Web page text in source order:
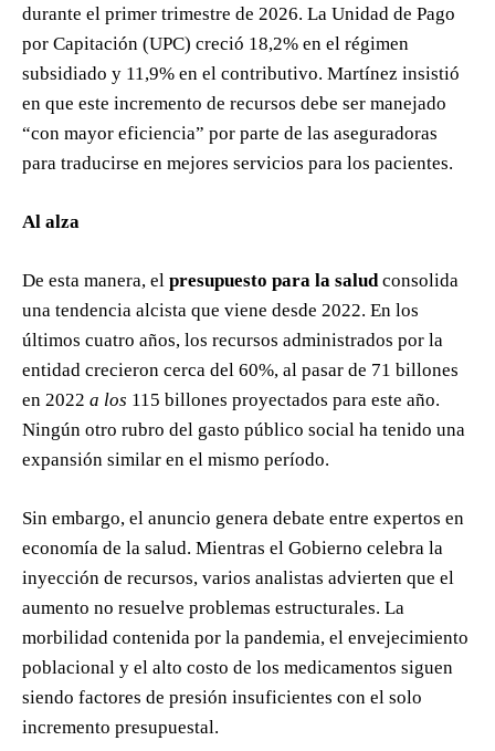
durante el primer trimestre de 2026. La Unidad de Pago
por Capitación (UPC) creció 18,2% en el régimen
subsidiado y 11,9% en el contributivo. Martínez insistió
en que este incremento de recursos debe ser manejado
“con mayor eficiencia” por parte de las aseguradoras
para traducirse en mejores servicios para los pacientes.
Al alza
De esta manera, el presupuesto para la saludconsolida
una tendencia alcista que viene desde 2022. En los
últimos cuatro años, los recursos administrados por la
entidad crecieron cerca del 60%, al pasar de 71 billones
en 2022 a los 115 billones proyectados para este año.
Ningún otro rubro del gasto público social ha tenido una
expansión similar en el mismo período.
Sin embargo, el anuncio genera debate entre expertos en
economía de la salud. Mientras el Gobierno celebra la
inyección de recursos, varios analistas advierten que el
aumento no resuelve problemas estructurales. La
morbilidad contenida por la pandemia, el envejecimiento
poblacional y el alto costo de los medicamentos siguen
siendo factores de presión insuficientes con el solo
incremento presupuestal.